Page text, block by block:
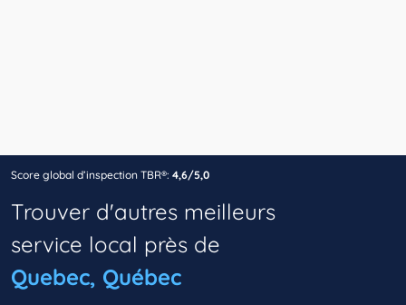
Score global d’inspection TBR®: 4,6/5,0
Trouver d'autres meilleurs
service local près de
Quebec, Québec